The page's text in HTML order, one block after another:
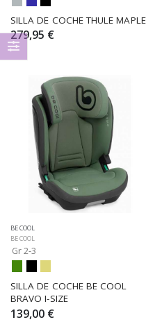
SILLA DE COCHE THULE MAPLE
279,95 €
BE COOL
BE COOL
Gr 2-3
SILLA DE COCHE BE COOL
BRAVO I-SIZE
139,00 €